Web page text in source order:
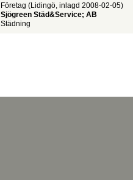
Företag (Lidingö, inlagd 2008-02-05)
Sjögreen Städ&Service; AB
Städning